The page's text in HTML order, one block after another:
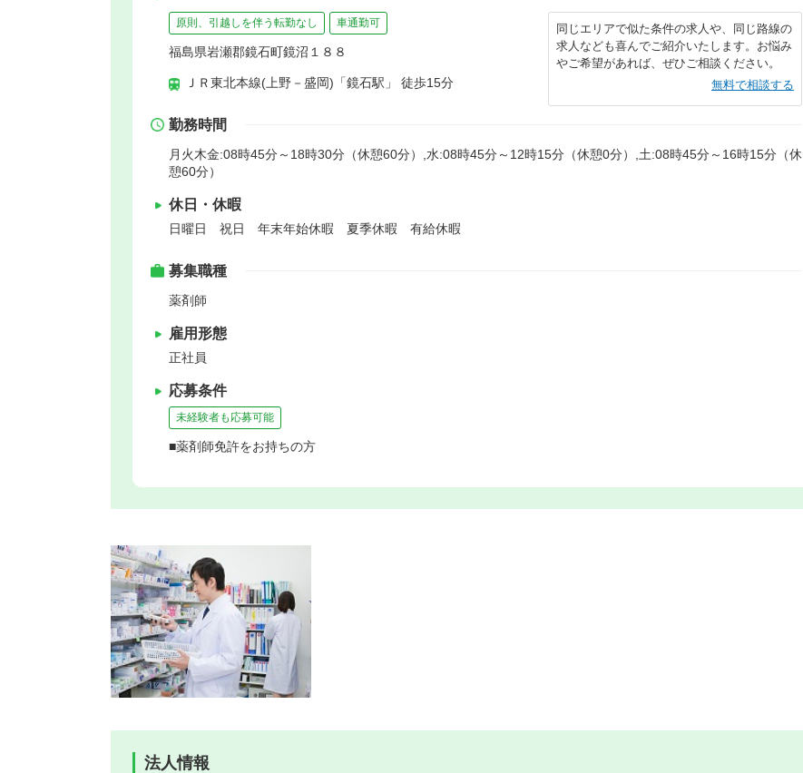
原則、引越しを伴う転勤なし 車通勤可
福島県岩瀬郡鏡石町鏡沼１８８
ＪＲ東北本線(上野－盛岡)「鏡石駅」 徒歩15分
同じエリアで似た条件の求人や、同じ路線の
求人なども喜んでご紹介いたします。お悩み
やご希望があれば、ぜひご相談ください。
無料で相談する
勤務時間
月火木金:08時45分～18時30分（休憩60分）,水:08時45分～12時15分（休憩0分）,土:08時45分～16時15分（休
憩60分）
休日・休暇
日曜日 祝日 年末年始休暇 夏季休暇 有給休暇
募集職種
薬剤師
雇用形態
正社員
応募条件
未経験者も応募可能
■薬剤師免許をお持ちの方
法人情報